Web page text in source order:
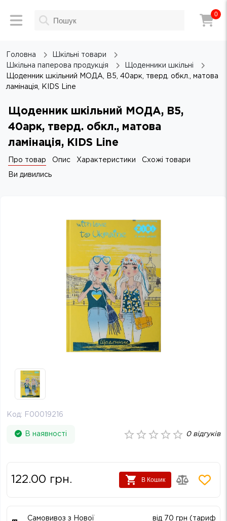
0
Головна
Шкільні товари
Шкільна паперова продукція
Щоденники шкільні
Щоденник шкільний МОДА, В5, 40арк, тверд. обкл., матова
ламінація, KIDS Line
Щоденник шкільний МОДА, В5,
40арк, тверд. обкл., матова
ламінація, KIDS Line
Про товар Опис Характеристики Схожі товари
Ви дивились
Код: F00019216
В наявності 0відгуків
122.00 грн. В Кошик
Самовивоз з Нової
від 70 грн (тариф